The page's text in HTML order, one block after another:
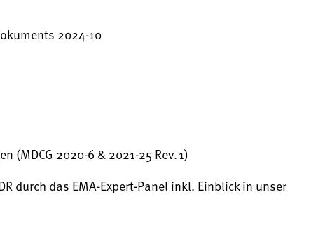
2024-10
(MDCG 2020-6 & 2021-25 Rev. 1)
durch das EMA-Expert-Panel inkl. Einblick in unser